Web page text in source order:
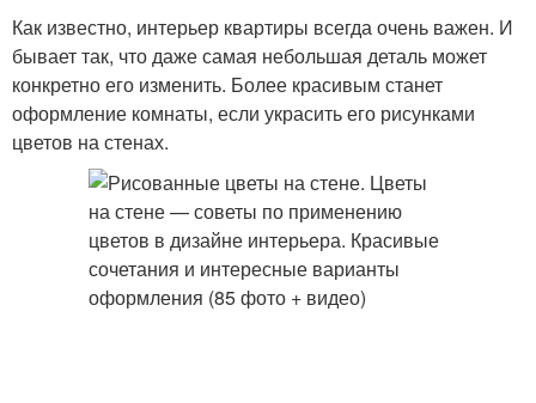
Как известно, интерьер квартиры всегда очень важен. И
бывает так, что даже самая небольшая деталь может
конкретно его изменить. Более красивым станет
оформление комнаты, если украсить его рисунками
цветов на стенах.